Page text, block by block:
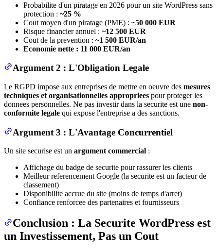
Probabilite d'un piratage en 2026 pour un site WordPress sans
protection : ~25 %
Cout moyen d'un piratage (PME) : ~50 000 EUR
Risque financier annuel : ~12 500 EUR
Cout de la prevention : ~1 500 EUR/an
Economie nette : 11 000 EUR/an
Argument 2 : L'Obligation Legale
Le RGPD impose aux entreprises de mettre en oeuvre des mesures
techniques et organisationnelles appropriees pour proteger les
donnees personnelles. Ne pas investir dans la securite est une non-
conformite legale qui expose l'entreprise a des sanctions.
Argument 3 : L'Avantage Concurrentiel
Un site securise est un argument commercial :
Affichage du badge de securite pour rassurer les clients
Meilleur referencement Google (la securite est un facteur de
classement)
Disponibilite accrue du site (moins de temps d'arret)
Confiance renforcee des partenaires et fournisseurs
Conclusion : La Securite WordPress est
un Investissement, Pas un Cout